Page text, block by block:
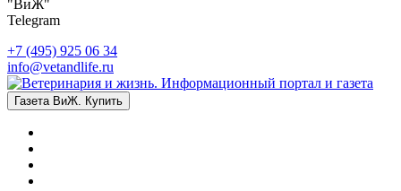
"ВиЖ"
Telegram
+7 (495) 925 06 34
info@vetandlife.ru
Газета ВиЖ. Купить